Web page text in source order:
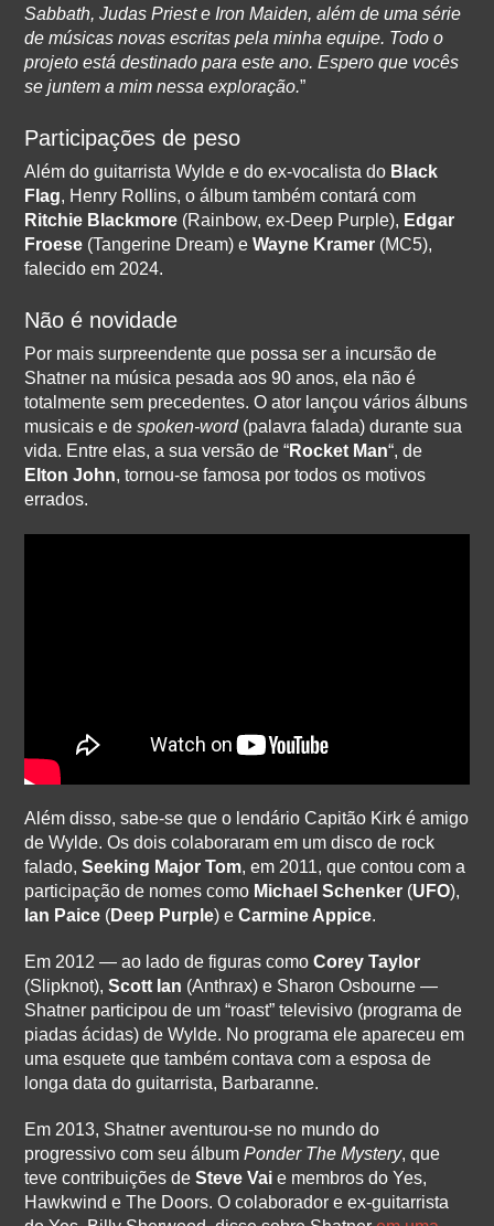
Sabbath, Judas Priest e Iron Maiden, além de uma série
de músicas novas escritas pela minha equipe. Todo o
projeto está destinado para este ano. Espero que vocês
se juntem a mim nessa exploração.”
Participações de peso
Além do guitarrista Wylde e do ex-vocalista do Black
Flag, Henry Rollins, o álbum também contará com
Ritchie Blackmore (Rainbow, ex-Deep Purple), Edgar
Froese (Tangerine Dream) eWayne Kramer (MC5),
falecido em 2024.
Não é novidade
Por mais surpreendente que possa ser a incursão de
Shatner na música pesada aos 90 anos, ela não é
totalmente sem precedentes. O ator lançou vários álbuns
musicais e despoken-word(palavra falada) durante sua
vida. Entre elas, a sua versão de “Rocket Man“, de
Elton John, tornou-se famosa por todos os motivos
errados.
Além disso, sabe-se que o lendário Capitão Kirk é amigo
de Wylde. Os dois colaboraram em um disco de rock
falado,Seeking Major Tom, em 2011, que contou com a
participação de nomes como Michael Schenker (UFO),
Ian Paice (Deep Purple) eCarmine Appice.
Em 2012 — ao lado de figuras comoCorey Taylor
(Slipknot),Scott Ian (Anthrax) e Sharon Osbourne —
Shatner participou de um “roast” televisivo (programa de
piadas ácidas) de Wylde. No programa ele apareceu em
uma esquete que também contava com a esposa de
longa data do guitarrista, Barbaranne.
Em 2013, Shatner aventurou-se no mundo do
progressivo com seu álbumPonder The Mystery, que
teve contribuições deSteve Vai e membros do Yes,
Hawkwind e The Doors. O colaborador e ex-guitarrista